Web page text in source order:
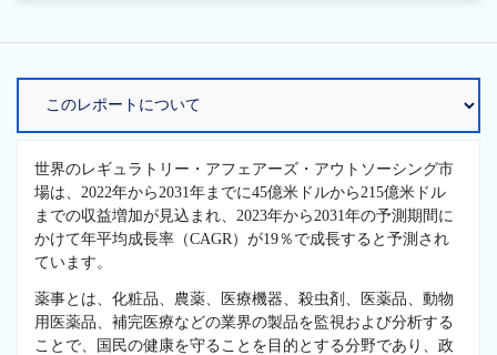
世界のレギュラトリー・アフェアーズ・アウトソーシング市
場は、2022年から2031年までに45億米ドルから215億米ドル
までの収益増加が見込まれ、2023年から2031年の予測期間に
かけて年平均成長率（CAGR）が19％で成長すると予測され
ています。
薬事とは、化粧品、農薬、医療機器、殺虫剤、医薬品、動物
用医薬品、補完医療などの業界の製品を監視および分析する
ことで、国民の健康を守ることを目的とする分野であり、政